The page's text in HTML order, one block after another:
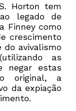
Horton tem
legado de
Finney como
crescimento
do avivalismo
as
negar estas
original, a
da expiação